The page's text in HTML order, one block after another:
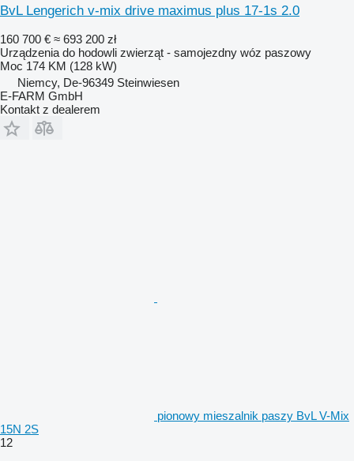
BvL Lengerich v-mix drive maximus plus 17-1s 2.0
160 700 € ≈ 693 200 zł
Urządzenia do hodowli zwierząt - samojezdny wóz paszowy
Moc 174 KM (128 kW)
Niemcy, De-96349 Steinwiesen
E-FARM GmbH
Kontakt z dealerem
pionowy mieszalnik paszy BvL V-Mix
15N 2S
12